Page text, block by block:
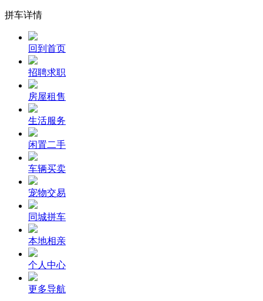
拼车详情
回到首页
招聘求职
房屋租售
生活服务
闲置二手
车辆买卖
宠物交易
同城拼车
本地相亲
个人中心
更多导航